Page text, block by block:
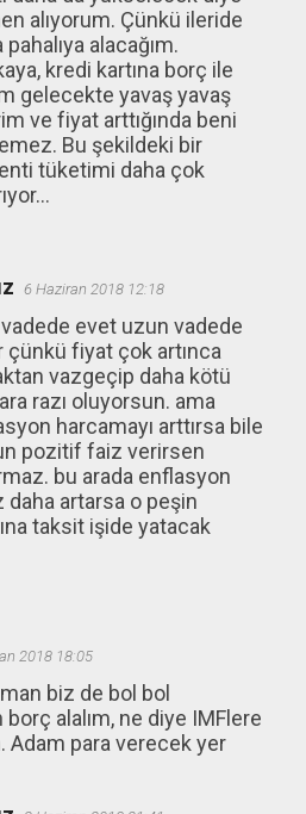
alıyorum. Çünkü ileride
pahalıya alacağım.
kredi kartına borç ile
gelecekte yavaş yavaş
ve fiyat arttığında beni
Bu şekildeki bir
tüketimi daha çok
6 Haziran 2018 12:18
vadede evet uzun vadede
çünkü fiyat çok artınca
vazgeçip daha kötü
razı oluyorsun. ama
harcamayı arttırsa bile
pozitif faiz verirsen
bu arada enflasyon
daha artarsa o peşin
taksit işide yatacak
2018 18:05
biz de bol bol
borç alalım, ne diye IMFlere
Adam para verecek yer